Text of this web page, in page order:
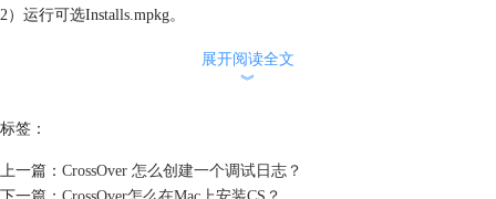
2）运行可选Installs.mpkg。
展开阅读全文
︾
标签：
上一篇： CrossOver 怎么创建一个调试日志？